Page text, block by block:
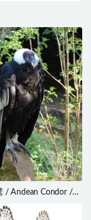
/ Andean Condor /